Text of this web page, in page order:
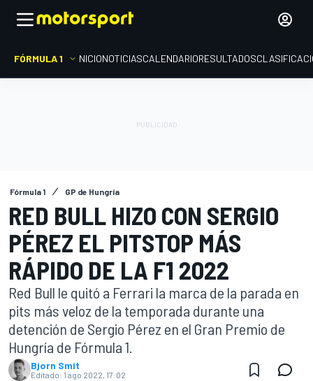
FÓRMULA 1 INICIONOTICIASCALENDARIORESULTADOS
Fórmula 1 GP de Hungría
RED BULL HIZO CON SERGIO
PÉREZ EL PITSTOP MÁS
RÁPIDO DE LA F1 2022
Red Bull le quitó a Ferrari la marca de la parada en
pits más veloz de la temporada durante una
detención de Sergio Pérez en el Gran Premio de
Hungría de Fórmula 1.
Bjorn Smit
Editado: 1 ago 2022, 17:02